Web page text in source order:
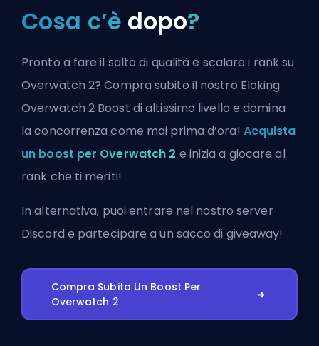
Cosa c’è dopo?
Pronto a fare il salto di qualità e scalare i rank su
Overwatch 2? Compra subito il nostro Eloking
Overwatch 2 Boost di altissimo livello e domina
la concorrenza come mai prima d’ora! Acquista
un boost per Overwatch 2 e inizia a giocare al
rank che ti meriti!
In alternativa, puoientrare nel nostro server
Discord e partecipare a un sacco di giveaway!
Compra Subito Un Boost Per
Overwatch 2